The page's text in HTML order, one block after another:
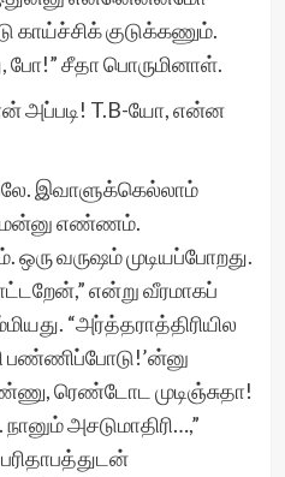
குடுக்கணும்.
சீதா பொருமினாள்.
அப்படி! T.B-யோ, என்ன
இவாளுக்கெல்லாம்
எண்ணம்.
ஒரு வருஷம் முடியப்போறது.
என்று வீரமாகப்
“அர்த்தராத்திரியில
பண்ணிப்போடு!’ன்னு
ரெண்டோட முடிஞ்சுதா!
அசடுமாதிரி…,”